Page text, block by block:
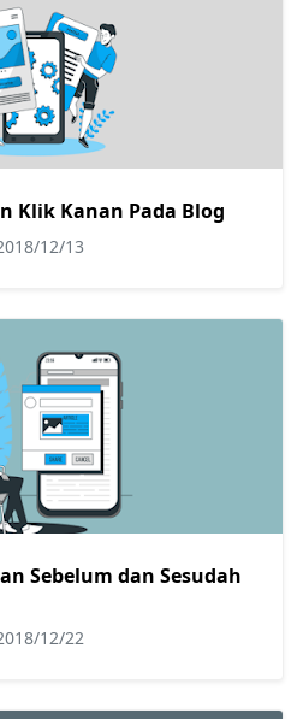
Klik Kanan Pada Blog
12/13
Sebelum dan Sesudah
12/22